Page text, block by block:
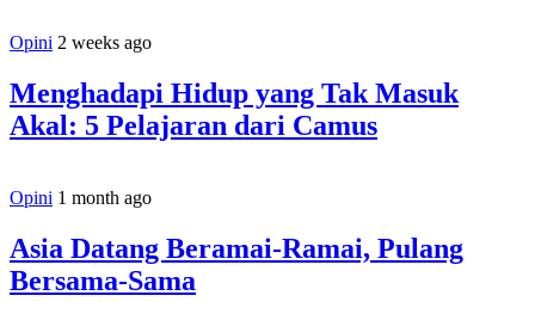
Opini 2 weeks ago
Menghadapi Hidup yang Tak Masuk
Akal: 5 Pelajaran dari Camus
Opini 1 month ago
Asia Datang Beramai-Ramai, Pulang
Bersama-Sama